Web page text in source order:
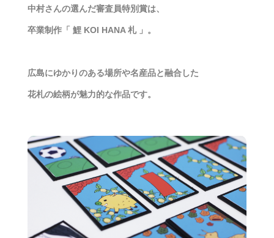
中村さんの選んだ審査員特別賞は、
卒業制作「 鯉 KOI HANA 札 」。
広島にゆかりのある場所や名産品と融合した
花札の絵柄が魅力的な作品です。